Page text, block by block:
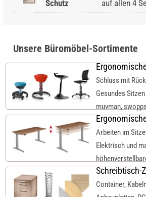
Schutz
auf allen 4
Unsere Büromöbel-Sortimente
Schluss mit
Gesundes
muvman,
Arbeiten im
Elektrisch und
Schreibtisch-
Container,